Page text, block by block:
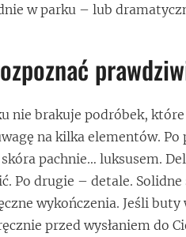
w parku – lub
nie brakuje podróbek,
na kilka elementów.
skóra pachnie… luksusem.
Po drugie – detale.
wykończenia. Jeśli buty
przed wysłaniem do